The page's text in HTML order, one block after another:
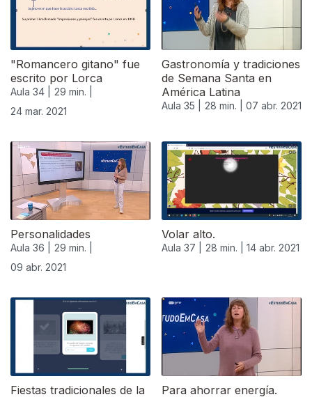
"Romancero gitano" fue
escrito por Lorca
Aula 34 |
29 min. |
24 mar. 2021
Gastronomía y tradiciones
de Semana Santa en
América Latina
Aula 35 | 28 min. | 07 abr. 2021
Personalidades
Aula 36 |
29 min. |
09 abr. 2021
Volar alto.
Aula 37 | 28 min. | 14 abr. 2021
Fiestas tradicionales de la Para ahorrar energía.